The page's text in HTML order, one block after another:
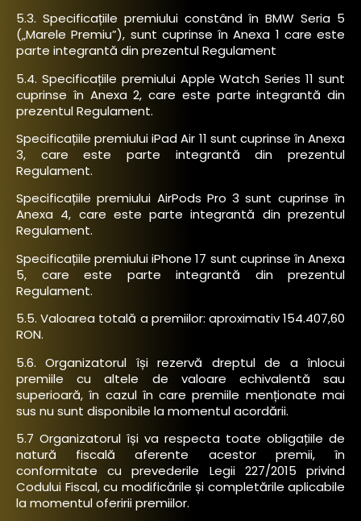
5.3. Specificațiile premiului constând în BMW Seria 5
(„Marele Premiu”), sunt cuprinse în Anexa 1 care este
parte integrantă din prezentul Regulament
5.4. Specificațiile premiului Apple Watch Series 11 sunt
cuprinse în Anexa 2, care este parte integrantă din
prezentul Regulament.
Specificațiile premiului iPad Air 11 sunt cuprinse în Anexa
3, care este parte integrantă din prezentul
Regulament.
Specificațiile premiului AirPods Pro 3 sunt cuprinse în
Anexa 4, care este parte integrantă din prezentul
Regulament.
Specificațiile premiului iPhone 17 sunt cuprinse în Anexa
5, care este parte integrantă din prezentul
Regulament.
5.5. Valoarea totală a premiilor: aproximativ 154.407,60
RON.
5.6. Organizatorul își rezervă dreptul de a înlocui
premiile cu altele de valoare echivalentă sau
superioară, în cazul în care premiile menționate mai
sus nu sunt disponibile la momentul acordării.
5.7 Organizatorul își va respecta toate obligațiile de
natură fiscală aferente acestor premii, în
conformitate cu prevederile Legii 227/2015 privind
Codului Fiscal, cu modificările și completările aplicabile
la momentul oferirii premiilor.